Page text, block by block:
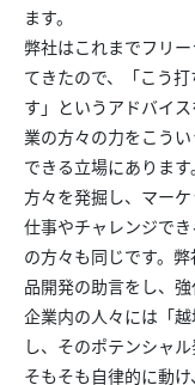
ます。
弊社はこれまでフリ
てきたので、「こう
す」というアドバイ
業の方々の力をこう
できる立場にありま
方々を発掘し、マー
仕事やチャレンジで
の方々も同じです。
品開発の助言をし、
企業内の人々には「
し、そのポテンシャ
そもそも自律的に動